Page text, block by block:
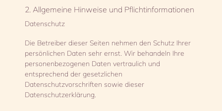
2. Allgemeine Hinweise und Pflichtinformationen
Datenschutz
Die Betreiber dieser Seiten nehmen den Schutz Ihrer
persönlichen Daten sehr ernst. Wir behandeln Ihre
personenbezogenen Daten vertraulich und
entsprechend der gesetzlichen
Datenschutzvorschriften sowie dieser
Datenschutzerklärung.